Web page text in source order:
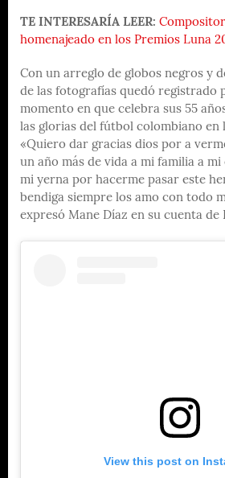
TE INTERESARÍA LEER:
homenajeado en los Premios Luna
Con un arreglo de globos negros y
de las fotografías quedó registrado
momento en que celebra sus 55
las glorias del fútbol colombiano en
«Quiero dar gracias dios por a
un año más de vida a mi familia a mi
mi yerna por hacerme pasar este
bendiga siempre los amo con todo
expresó Mane Díaz en su cuenta de
View this post on